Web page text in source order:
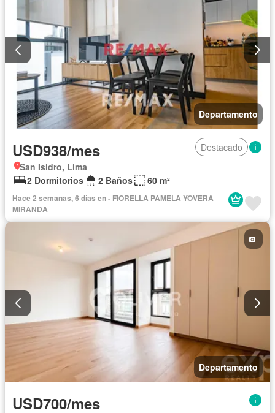
Departamento
USD938/mes
Destacado
San Isidro, Lima
2 Dormitorios
2 Baños 60 m²
Hace 2 semanas, 6 días en - FIORELLA PAMELA YOVERA
MIRANDA
Departamento
USD700/mes